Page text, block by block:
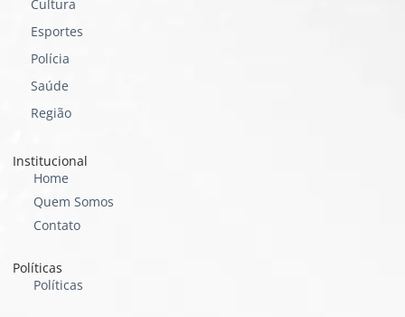
Cultura
Esportes
Polícia
Saúde
Região
Institucional
Home
Quem Somos
Contato
Políticas
Políticas